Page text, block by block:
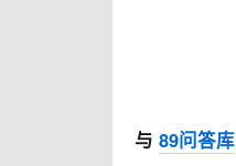
与 89问答库